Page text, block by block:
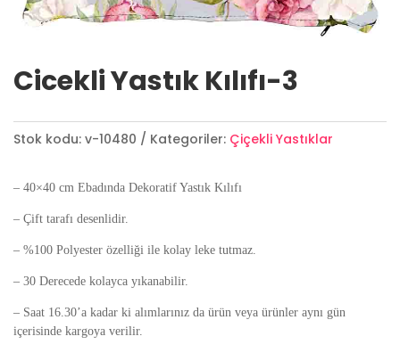
Cicekli Yastık Kılıfı-3
Stok kodu: v-10480 Kategoriler: Çiçekli Yastıklar
– 40×40 cm Ebadında Dekoratif Yastık Kılıfı
– Çift tarafı desenlidir.
– %100 Polyester özelliği ile kolay leke tutmaz.
– 30 Derecede kolayca yıkanabilir.
– Saat 16.30’a kadar ki alımlarınız da ürün veya ürünler aynı gün
içerisinde kargoya verilir.